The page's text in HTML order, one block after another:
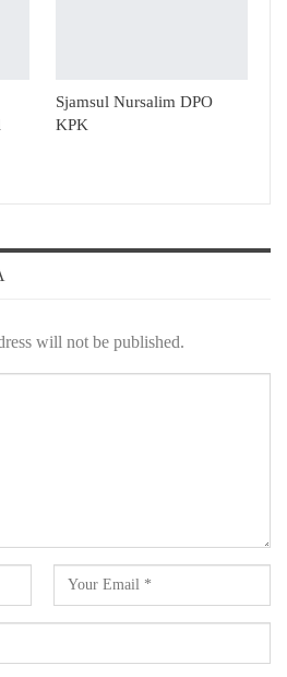
Sjamsul Nursalim DPO
KPK
will not be published.